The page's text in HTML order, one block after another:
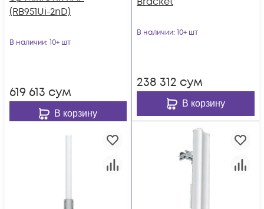
(RB951Ui-2nD)
В наличии: 10+ шт
619 613 сум
В корзину
В наличии: 10+ шт
238 312 сум
В корзину